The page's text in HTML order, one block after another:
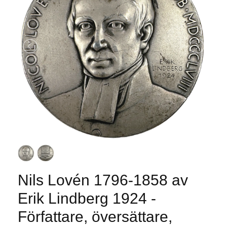
Nils Lovén 1796-1858 av
Erik Lindberg 1924 -
Författare, översättare,